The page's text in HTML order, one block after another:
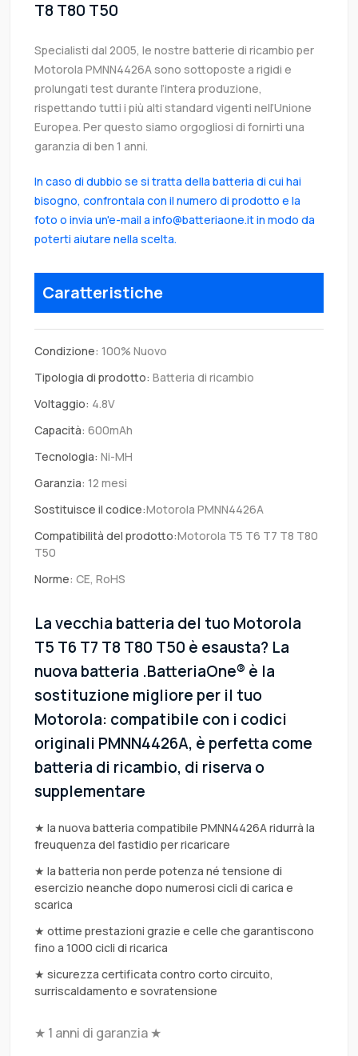
T8 T80 T50
Specialisti dal 2005, le nostre batterie di ricambio per
Motorola PMNN4426A sono sottoposte a rigidi e
prolungati test durante l’intera produzione,
rispettando tutti i più alti standard vigenti nell’Unione
Europea. Per questo siamo orgogliosi di fornirti una
garanzia di ben 1 anni.
In caso di dubbio se si tratta della batteria di cui hai
bisogno, confrontala con il numero di prodotto e la
foto o invia un'e-mail a info@batteriaone.it in modo da
poterti aiutare nella scelta.
Caratteristiche
Condizione: 100% Nuovo
Tipologia di prodotto: Batteria di ricambio
Voltaggio: 4.8V
Capacità: 600mAh
Tecnologia: Ni-MH
Garanzia: 12 mesi
Sostituisce il codice:Motorola PMNN4426A
Compatibilità del prodotto:Motorola T5 T6 T7 T8 T80
T50
Norme: CE, RoHS
La vecchia batteria del tuo Motorola
T5 T6 T7 T8 T80 T50 è esausta? La
nuova batteria .BatteriaOne® è la
sostituzione migliore per il tuo
Motorola: compatibile con i codici
originali PMNN4426A, è perfetta come
batteria di ricambio, di riserva o
supplementare
★ la nuova batteria compatibile PMNN4426A ridurrà la
freuquenza del fastidio per ricaricare
★ la batteria non perde potenza né tensione di
esercizio neanche dopo numerosi cicli di carica e
scarica
★ ottime prestazioni grazie e celle che garantiscono
fino a 1000 cicli di ricarica
★ sicurezza certificata contro corto circuito,
surriscaldamento e sovratensione
★ 1 anni di garanzia ★